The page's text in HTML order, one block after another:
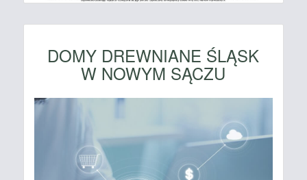
DOMY DREWNIANE ŚLĄSK
W NOWYM SĄCZU